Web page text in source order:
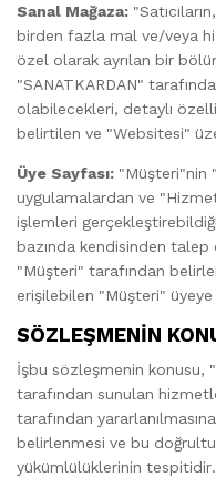
Sanal Mağaza:
birden fazla mal ve/veya
özel olarak ayrılan bir
"SANATKARDAN"
olabilecekleri, detaylı
belirtilen ve "Websitesi"
Üye Sayfası: "Müşteri"nin
uygulamalardan ve
işlemleri
bazında kendisinden
"Müşteri" tarafından
erişilebilen "Müşteri"
SÖZLEŞMENİN
İşbu sözleşmenin konusu,
tarafından sunulan
tarafından
belirlenmesi ve bu
yükümlülüklerinin tespitidir.